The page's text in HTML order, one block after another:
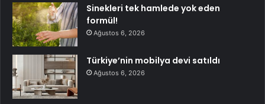
Sinekleri tek hamlede yok eden
formül!
Ağustos 6, 2026
Türkiye’nin mobilya devi satıldı
Ağustos 6, 2026